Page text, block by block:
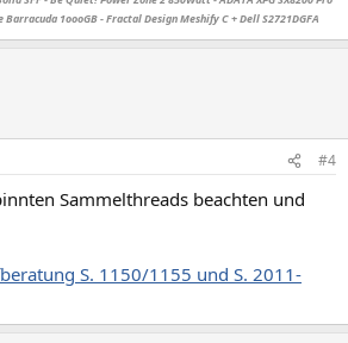
Barracuda 1oooGB - Fractal Design Meshify C + Dell S2721DGFA
#4
Sammelthreads beachten und
S. 1150/1155 und S. 2011-